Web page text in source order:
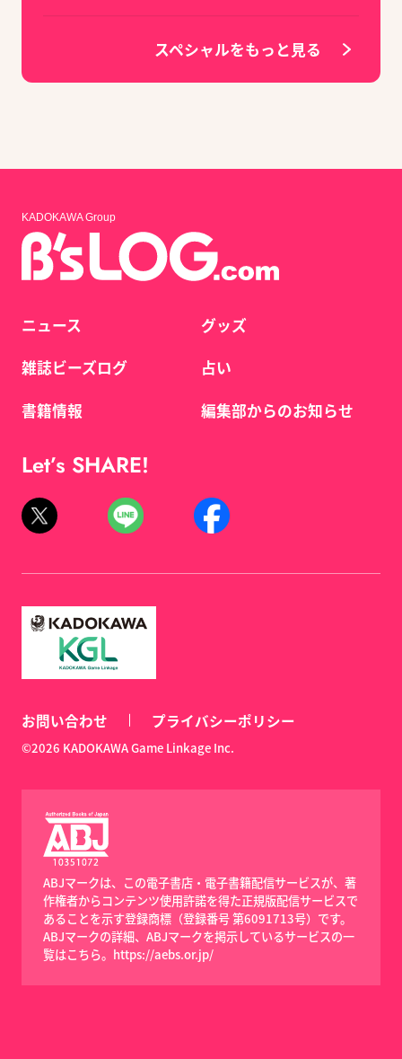
スペシャルをもっと見る
KADOKAWA Group
ニュース
雑誌ビーズログ
書籍情報
グッズ
占い
編集部からのお知らせ
Let’s SHARE!
お問い合わせ プライバシーポリシー
©2026 KADOKAWA Game Linkage Inc.
ABJマークは、この電子書店・電子書籍配信サービスが、著
作権者からコンテンツ使用許諾を得た正規版配信サービスで
あることを示す登録商標（登録番号 第6091713号）です。
ABJマークの詳細、ABJマークを掲示しているサービスの一
覧はこちら。 https://aebs.or.jp/